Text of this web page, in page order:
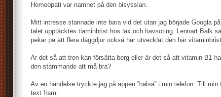
Homeopati var namnet på den bisysslan.
Mitt intresse stannade inte bara vid det utan jag började Googla
talet upptäcktes tiaminbrist hos lax och havsöring. Lennart Balk
pekar på att flera däggdjur också har utvecklat den här
Är det så att tron kan försätta berg eller är det så att vitamin B1
den stammande att må bra?
Av en händelse tryckte jag på appen ”hälsa” i min telefon. Till
text fram: